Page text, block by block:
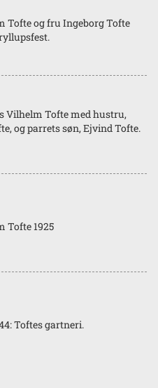
Tofte og fru Ingeborg Tofte
Vilhelm Tofte med hustru,
og parrets søn, Ejvind Tofte.
Tofte 1925
Toftes gartneri.